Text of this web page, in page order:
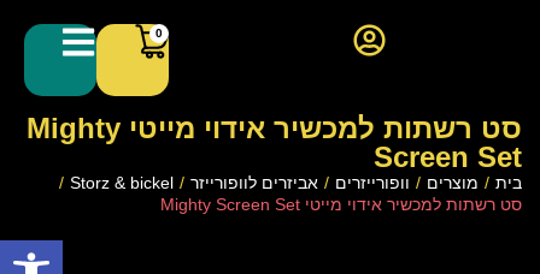
0
סט רשתות למכשיר אידוי מייטי Mighty
Screen Set
בית / מוצרים / וופורייזרים / אביזרים לוופורייזר /
Storz & bickel
/
סט רשתות למכשיר אידוי מייטי Mighty Screen Set
פתח